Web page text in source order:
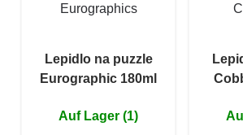
Eurographics
Lepidlo na puzzle
Eurographic 180ml
Auf Lager (1)